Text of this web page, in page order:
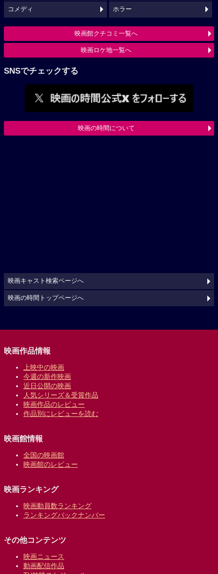
コメディ ホラー
映画館クチコミ一覧へ
映画ロケ地一覧へ
SNSでチェックする
映画の時間について
映画キャスト検索ページへ
映画の時間トップページへ
映画作品情報
上映中の映画
今週の新作映画
近日公開の映画
人気シリーズ＆受賞作品
映画作品のレビュー
作品別にレビューを読む
映画館情報
全国の映画館
映画館のレビュー
映画ランキング
映画動員数ランキング
ランキングバックナンバー
その他コンテンツ
映画ニュース
動画配信作品